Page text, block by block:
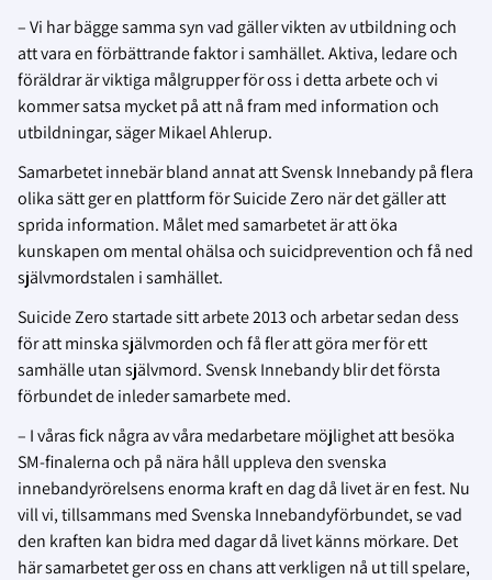
– Vi har bägge samma syn vad gäller vikten av utbildning och
att vara en förbättrande faktor i samhället. Aktiva, ledare och
föräldrar är viktiga målgrupper för oss i detta arbete och vi
kommer satsa mycket på att nå fram med information och
utbildningar, säger Mikael Ahlerup.
Samarbetet innebär bland annat att Svensk Innebandy på flera
olika sätt ger en plattform för Suicide Zero när det gäller att
sprida information. Målet med samarbetet är att öka
kunskapen om mental ohälsa och suicidprevention och få ned
självmordstalen i samhället.
Suicide Zero startade sitt arbete 2013 och arbetar sedan dess
för att minska självmorden och få fler att göra mer för ett
samhälle utan självmord. Svensk Innebandy blir det första
förbundet de inleder samarbete med.
– I våras fick några av våra medarbetare möjlighet att besöka
SM-finalerna och på nära håll uppleva den svenska
innebandyrörelsens enorma kraft en dag då livet är en fest. Nu
vill vi, tillsammans med Svenska Innebandyförbundet, se vad
den kraften kan bidra med dagar då livet känns mörkare. Det
här samarbetet ger oss en chans att verkligen nå ut till spelare,